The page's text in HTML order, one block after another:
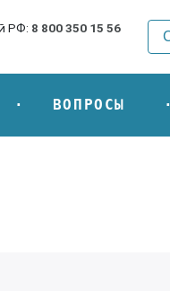
РФ: 8 800 350 15 56
ВОПРОСЫ